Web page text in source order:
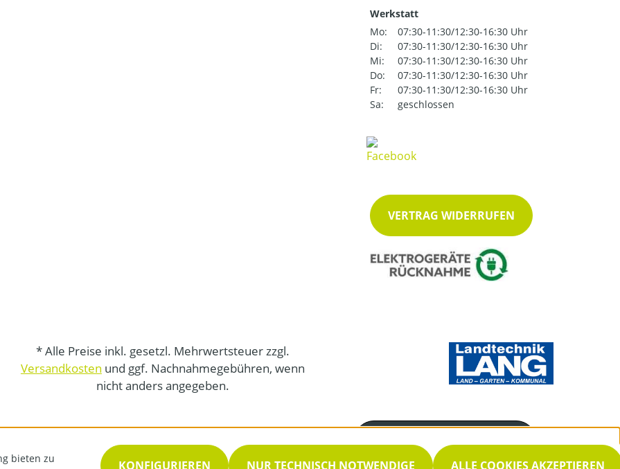
Werkstatt
Mo:
07:30-11:30/12:30-16:30 Uhr
Di:
07:30-11:30/12:30-16:30 Uhr
Mi:
07:30-11:30/12:30-16:30 Uhr
Do:
07:30-11:30/12:30-16:30 Uhr
Fr:
07:30-11:30/12:30-16:30 Uhr
Sa:
geschlossen
VERTRAG WIDERRUFEN
* Alle Preise inkl. gesetzl. Mehrwertsteuer zzgl.
Versandkosten und ggf. Nachnahmegebühren, wenn
nicht anders angegeben.
08781 203940
bieten zu
NUR TECHNISCH NOTWENDIGE
KONFIGURIEREN ALLE COOKIES AKZEPTIEREN